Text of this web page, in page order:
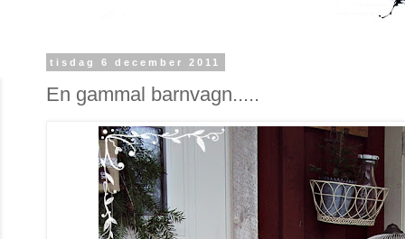
tisdag 6 december 2011
En gammal barnvagn.....